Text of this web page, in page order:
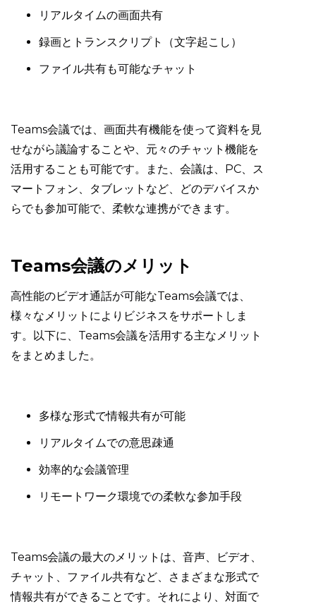
リアルタイムの画面共有
録画とトランスクリプト（文字起こし）
ファイル共有も可能なチャット
Teams会議では、画面共有機能を使って資料を見
せながら議論することや、元々のチャット機能を
活用することも可能です。また、会議は、PC、ス
マートフォン、タブレットなど、どのデバイスか
らでも参加可能で、柔軟な連携ができます。
Teams会議のメリット
高性能のビデオ通話が可能なTeams会議では、
様々なメリットによりビジネスをサポートしま
す。以下に、Teams会議を活用する主なメリット
をまとめました。
多様な形式で情報共有が可能
リアルタイムでの意思疎通
効率的な会議管理
リモートワーク環境での柔軟な参加手段
Teams会議の最大のメリットは、音声、ビデオ、
チャット、ファイル共有など、さまざまな形式で
情報共有ができることです。それにより、対面で